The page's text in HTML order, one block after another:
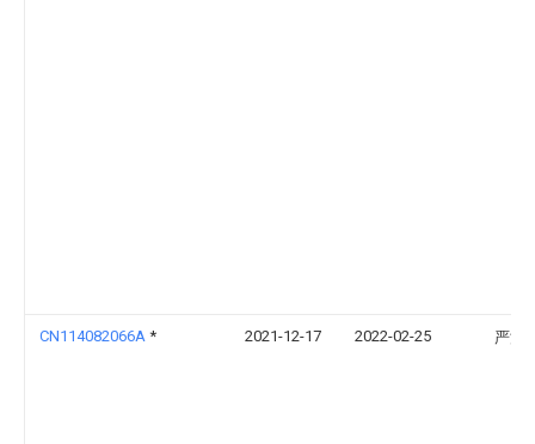
CN114082066A * 2021-12-17 2022-02-25 严波